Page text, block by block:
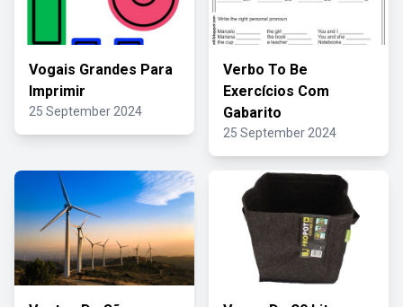
Vogais Grandes Para
Imprimir
25 September 2024
Verbo To Be
Exercícios Com
Gabarito
25 September 2024